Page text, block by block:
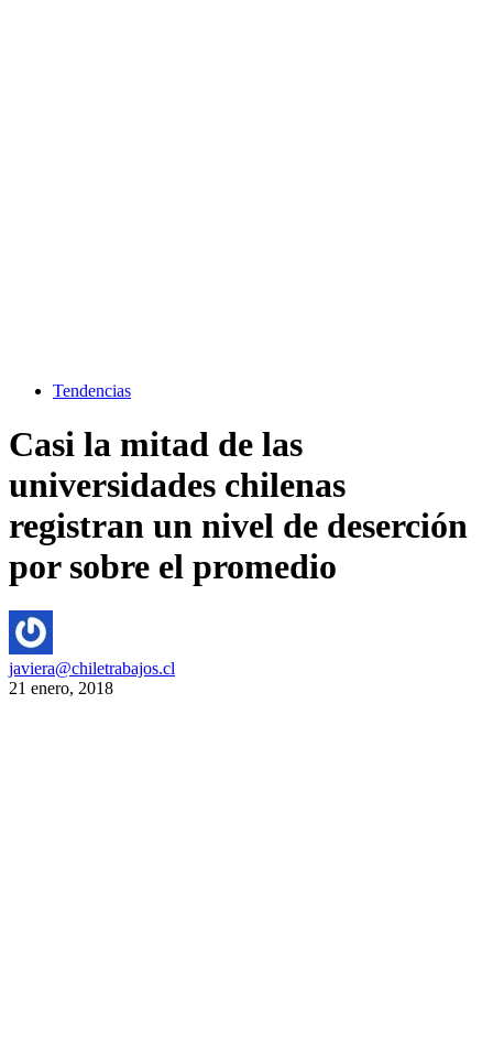
Tendencias
Casi la mitad de las
universidades chilenas
registran un nivel de deserción
por sobre el promedio
javiera@chiletrabajos.cl
21 enero, 2018